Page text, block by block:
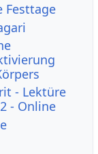
Festtage
- Lektüre
- Online